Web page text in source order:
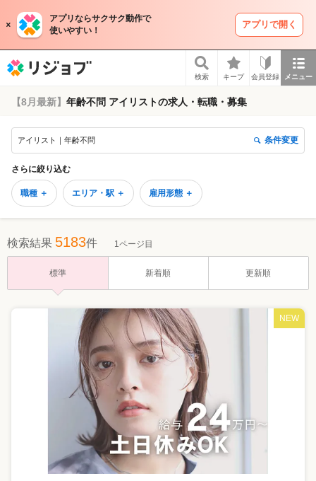
アプリならサクサク動作で
使いやすい！
アプリで開く
検索 キープ 会員登録 メニュー
【8月最新】 年齢不問 アイリストの求人・転職・募集
アイリスト｜年齢不問 条件変更
さらに絞り込む
職種 ＋ エリア・駅 ＋ 雇用形態 ＋
検索結果 5183件 1ページ目
標準 新着順 更新順
NEW